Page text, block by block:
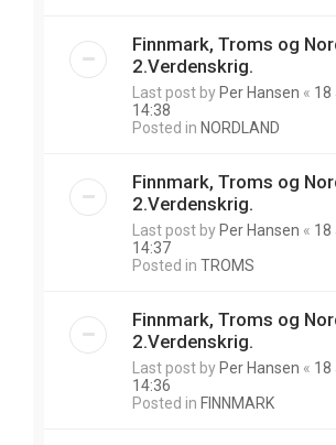
Finnmark, Troms og
2.Verdenskrig.
Last post by Per Hansen « 18
14:38
Posted in NORDLAND
Finnmark, Troms og
2.Verdenskrig.
Last post by Per Hansen « 18
14:37
Posted in TROMS
Finnmark, Troms og
2.Verdenskrig.
Last post by Per Hansen « 18
14:36
Posted in FINNMARK